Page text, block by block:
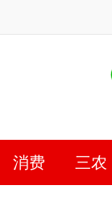
消费 三农